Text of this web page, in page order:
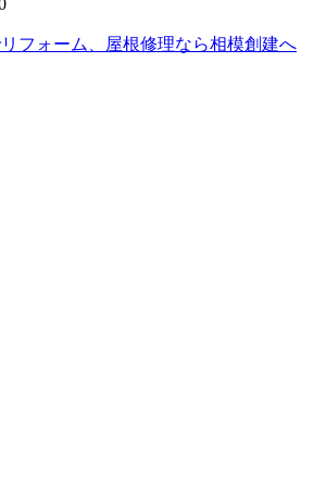
フォーム、屋根修理なら相模創建へ